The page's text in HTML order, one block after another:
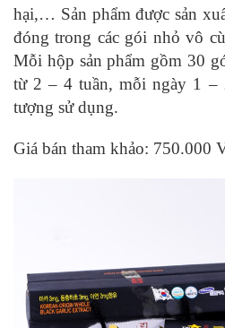
hại,… Sản phẩm được sản
đóng trong các gói nhỏ vô
Mỗi hộp sản phẩm gồm 30
từ 2 – 4 tuần, mỗi ngày 1
tượng sử dụng.
Giá bán tham khảo: 750.000